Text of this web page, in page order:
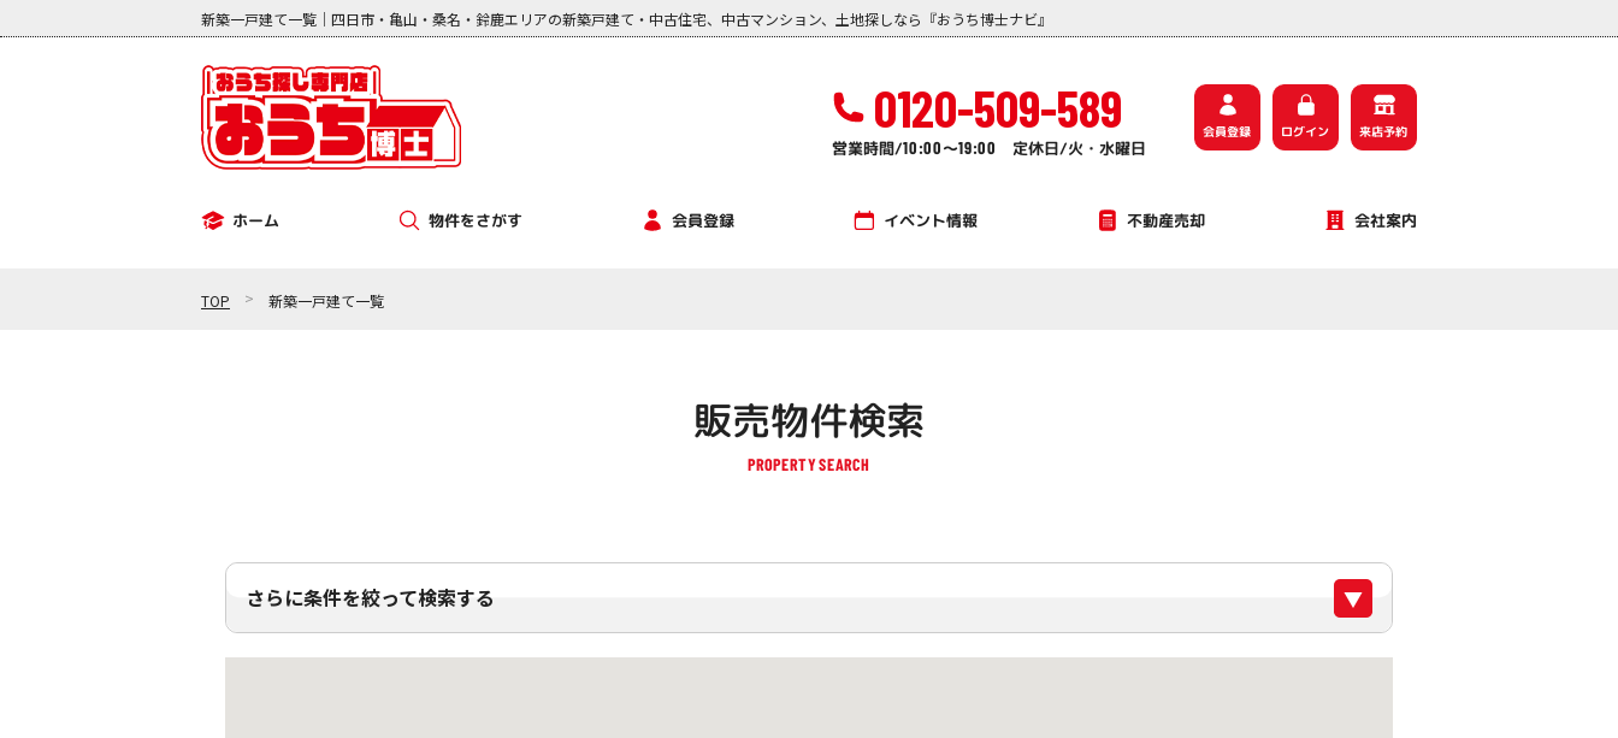
新築一戸建て一覧｜四日市・亀山・桑名・鈴鹿エリアの新築戸建て・中古住宅、中古マンション、土地探しなら『おうち博士ナビ』
0120-509-589
営業時間/10:00～19:00 定休日/火・水曜日
会員登録 ログイン 来店予約
ホーム
物件をさがす
会員登録 イベント情報 不動産売却 会社案内
TOP > 新築一戸建て一覧
販売物件検索
さらに条件を絞って検索する